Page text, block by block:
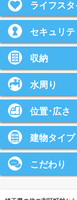
ライフス
セキュリテ
収納
水周り
位置･広さ
建物タイプ
こだわり